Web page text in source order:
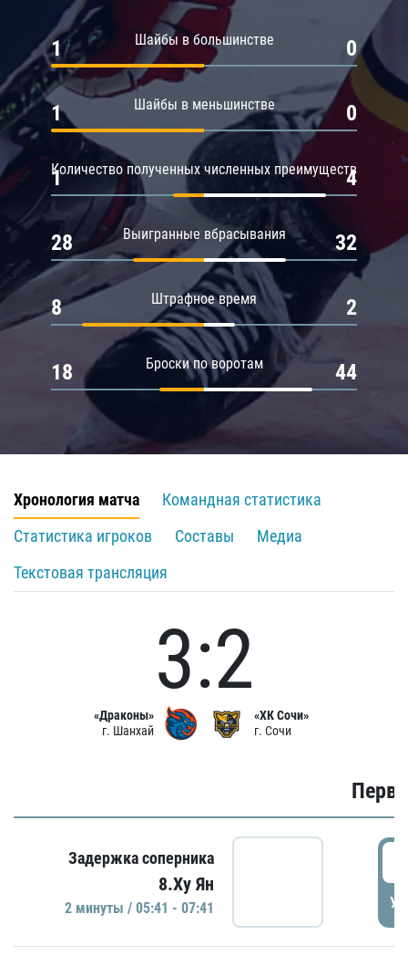
Шайбы в большинстве
1 0
Шайбы в меньшинстве
1 0
Количество полученных численных преимуществ
1 4
Выигранные вбрасывания
28 32
Штрафное время
8 2
Броски по воротам
18 44
Хронология матча
Командная статистика
Статистика игроков
Составы
Медиа
Текстовая трансляция
«Драконы»
г. Шанхай
3:2
«ХК Сочи»
г. Сочи
Задержка соперника
8.Ху Ян
2 минуты / 05:41 - 07:41